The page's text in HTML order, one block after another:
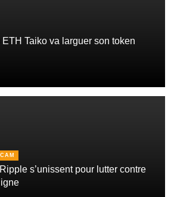
Taiko va larguer son token
s’unissent pour lutter contre